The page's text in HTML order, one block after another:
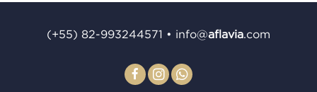
(+55) 82-993244571 • info@aﬂavia.com